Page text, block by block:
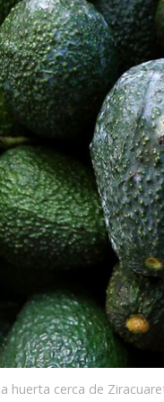
huerta cerca de